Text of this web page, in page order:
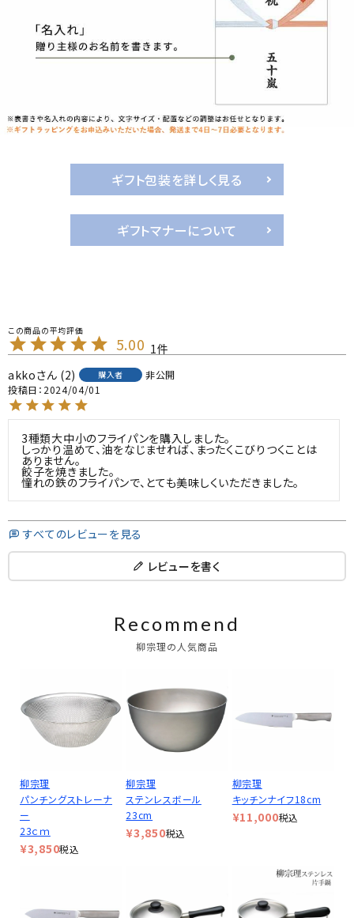
ギフト包装を詳しく見る
ギフトマナーについて
5.00 1
akko
2 購入者
非公開
投稿日 2024/04/01
3種類大中小のフライパンを購入しました。
しっかり温めて、油をなじませれば、まったくこびりつくことは
ありません。
餃子を焼きました。
憧れの鉄のフライパンで、とても美味しくいただきました。
すべてのレビューを見る
レビューを書く
Recommend
柳宗理の人気商品
柳宗理
パンチングストレーナ
ー
23ｃｍ
¥3,850税込
柳宗理
ステンレスボール
23cm
¥3,850税込
柳宗理
キッチンナイフ18cm
¥11,000税込